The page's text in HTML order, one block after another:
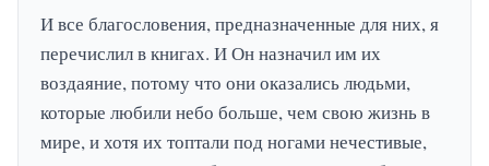
И все благословения, предназначенные для них, я
перечислил в книгах. И Он назначил им их
воздаяние, потому что они оказались людьми,
которые любили небо больше, чем свою жизнь в
мире, и хотя их топтали под ногами нечестивые,